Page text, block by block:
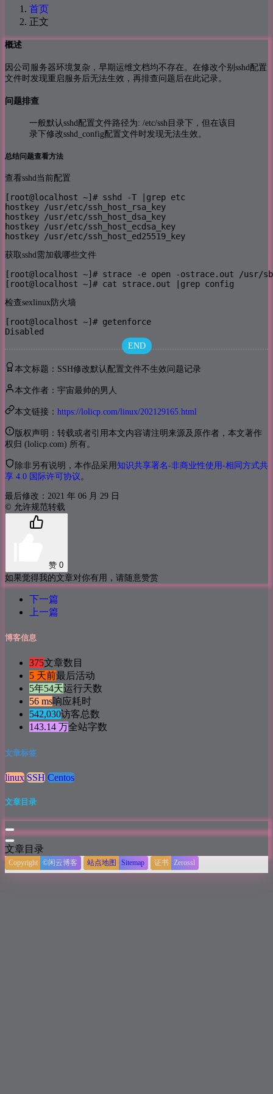
首页
正文
概述
因公司服务器环境复杂，早期运维文档均不存在。在修改个别sshd配置
文件时发现重启服务后无法生效，再排查问题后在此记录。
问题排查
一般默认sshd配置文件路径为: /etc/ssh目录下，但在该目
录下修改sshd_config配置文件时发现无法生效。
总结问题查看方法
查看sshd当前配置
[root@localhost ~]# sshd -T |grep etc
hostkey /usr/etc/ssh_host_rsa_key
hostkey /usr/etc/ssh_host_dsa_key
hostkey /usr/etc/ssh_host_ecdsa_key
hostkey /usr/etc/ssh_host_ed25519_key
获取sshd需加载哪些文件
[root@localhost ~]# strace -e open -ostrace.out /usr/
[root@localhost ~]# cat strace.out |grep config
检查sexlinux防火墙
[root@localhost ~]# getenforce
Disabled
END
本文标题：SSH修改默认配置文件不生效问题记录
本文作者：宇宙最帅的男人
本文链接： https://lolicp.com/linux/202129165.html
版权声明：转载或者引用本文内容请注明来源及原作者，本文著作
权归 (lolicp.com) 所有。
除非另有说明，本作品采用 知识共享署名-非商业性使用-相同方式共
享 4.0 国际许可协议。
最后修改：2021 年 06 月 29 日
© 允许规范转载
赞 0
如果觉得我的文章对你有用，请随意赞赏
下一篇
上一篇
博客信息
375文章数目
5 天前最后活动
5年54天运行天数
56 ms响应耗时
542,030访客总数
143.14 万全站字数
文章标签
linux SSH Centos
文章目录
文章目录
Copyright ©闲云博客 站点地图 Sitemap 证书 Zerossl